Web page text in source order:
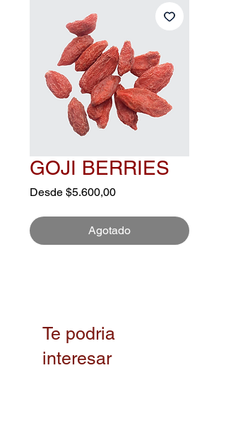
GOJI BERRIES
Desde $5.600,00Precio
oferta
Agotado
Te podria
interesar